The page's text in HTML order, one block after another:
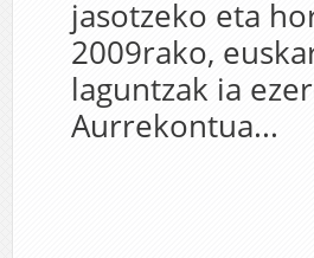
jasotzeko eta
2009rako,
laguntzak ia
Aurrekontua...